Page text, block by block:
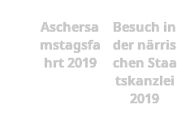
Aschersa
mstagsfa
hrt 2019
Besuch in
der närris
chen Staa
tskanzlei
2019